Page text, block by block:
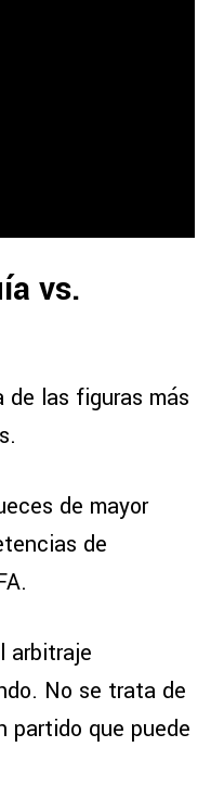
vs.
de las figuras más
de mayor
de
arbitraje
No se trata de
partido que puede